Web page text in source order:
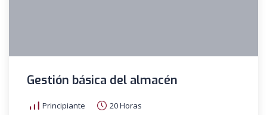
Gestión básica del almacén
Principiante 20 Horas